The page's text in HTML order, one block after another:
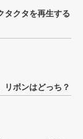
タクタを再生する
リボンはどっち？